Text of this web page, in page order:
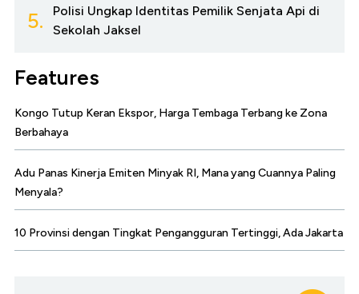
5.
Polisi Ungkap Identitas Pemilik Senjata Api di
Sekolah Jaksel
Features
Kongo Tutup Keran Ekspor, Harga Tembaga Terbang ke Zona
Berbahaya
Adu Panas Kinerja Emiten Minyak RI, Mana yang Cuannya Paling
Menyala?
10 Provinsi dengan Tingkat Pengangguran Tertinggi, Ada Jakarta